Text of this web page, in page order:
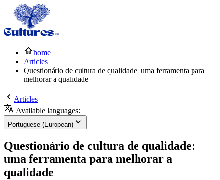
home
Articles
Questionário de cultura de qualidade: uma ferramenta para
melhorar a qualidade
Articles
Available languages:
Portuguese (European)
Questionário de cultura de qualidade:
uma ferramenta para melhorar a
qualidade